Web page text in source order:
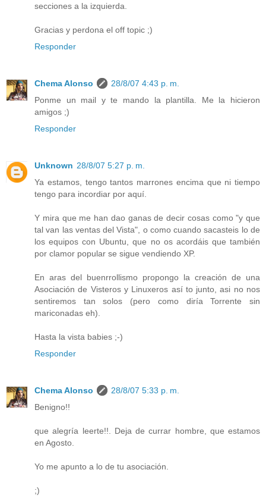
secciones a la izquierda.
Gracias y perdona el off topic ;)
Responder
Chema Alonso
28/8/07 4:43 p. m.
Ponme un mail y te mando la plantilla. Me la hicieron
amigos ;)
Responder
Unknown 28/8/07 5:27 p. m.
Ya estamos, tengo tantos marrones encima que ni tiempo
tengo para incordiar por aquí.
Y mira que me han dao ganas de decir cosas como "y que
tal van las ventas del Vista", o como cuando sacasteis lo de
los equipos con Ubuntu, que no os acordáis que también
por clamor popular se sigue vendiendo XP.
En aras del buenrrollismo propongo la creación de una
Asociación de Visteros y Linuxeros así to junto, asi no nos
sentiremos tan solos (pero como diría Torrente sin
mariconadas eh).
Hasta la vista babies ;-)
Responder
Chema Alonso
28/8/07 5:33 p. m.
Benigno!!
que alegría leerte!!. Deja de currar hombre, que estamos
en Agosto.
Yo me apunto a lo de tu asociación.
;)